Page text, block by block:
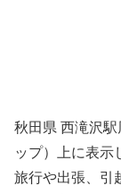
秋田県 西滝沢
ップ）上に表示
旅行や出張、引